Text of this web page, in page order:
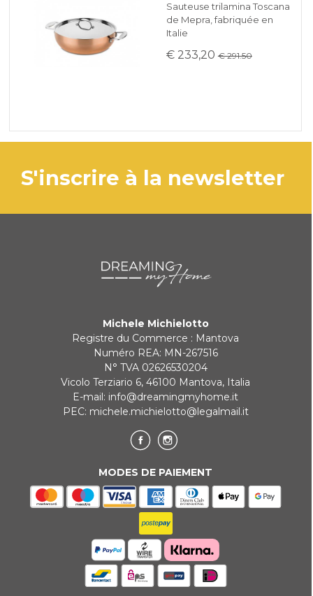
Sauteuse trilamina Toscana
de Mepra, fabriquée en
Italie
€ 233,20 € 291.50
s'inscrire à la newsletter
Michele Michielotto
Registre du Commerce : Mantova
Numéro REA: MN-267516
N° TVA 02626530204
Vicolo Terziario 6, 46100 Mantova, Italia
E-mail: info@dreamingmyhome.it
PEC: michele.michielotto@legalmail.it
MODES DE PAIEMENT